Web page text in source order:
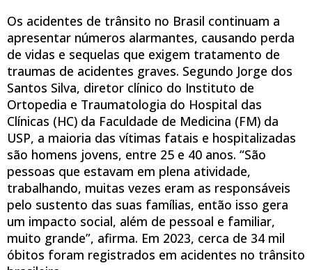
Os acidentes de trânsito no Brasil continuam a
apresentar números alarmantes, causando perda
de vidas e sequelas que exigem tratamento de
traumas de acidentes graves. Segundo Jorge dos
Santos Silva, diretor clínico do Instituto de
Ortopedia e Traumatologia do Hospital das
Clínicas (HC) da Faculdade de Medicina (FM) da
USP, a maioria das vítimas fatais e hospitalizadas
são homens jovens, entre 25 e 40 anos. “São
pessoas que estavam em plena atividade,
trabalhando, muitas vezes eram as responsáveis
pelo sustento das suas famílias, então isso gera
um impacto social, além de pessoal e familiar,
muito grande”, afirma. Em 2023, cerca de 34 mil
óbitos foram registrados em acidentes no trânsito